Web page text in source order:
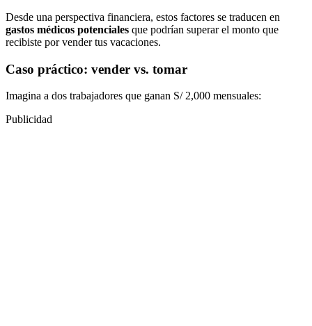
Desde una perspectiva financiera, estos factores se traducen en
gastos médicos potenciales que podrían superar el monto que
recibiste por vender tus vacaciones.
Caso práctico: vender vs. tomar
Imagina a dos trabajadores que ganan S/ 2,000 mensuales:
Publicidad